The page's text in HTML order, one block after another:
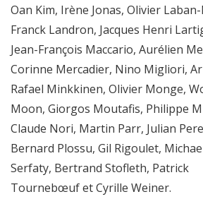
Oan Kim, Irène Jonas, Olivier
Franck Landron, Jacques Henri
Jean-François Maccario, Aurélien
Corinne Mercadier, Nino Migliori,
Rafael Minkkinen, Olivier Monge,
Moon, Giorgos Moutafis, Philippe
Claude Nori, Martin Parr, Julian
Bernard Plossu, Gil Rigoulet,
Serfaty, Bertrand Stofleth, Patrick
Tournebœuf et Cyrille Weiner.